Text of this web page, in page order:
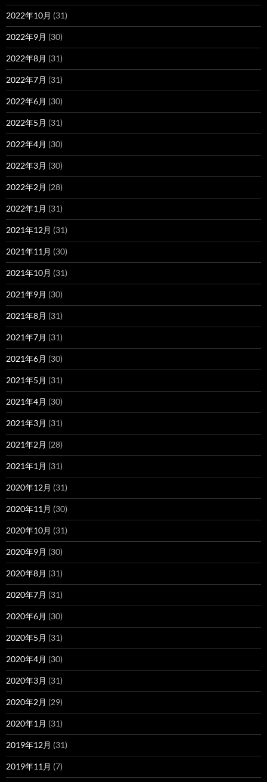
2022年10月 (31)
2022年9月 (30)
2022年8月 (31)
2022年7月 (31)
2022年6月 (30)
2022年5月 (31)
2022年4月 (30)
2022年3月 (30)
2022年2月 (28)
2022年1月 (31)
2021年12月 (31)
2021年11月 (30)
2021年10月 (31)
2021年9月 (30)
2021年8月 (31)
2021年7月 (31)
2021年6月 (30)
2021年5月 (31)
2021年4月 (30)
2021年3月 (31)
2021年2月 (28)
2021年1月 (31)
2020年12月 (31)
2020年11月 (30)
2020年10月 (31)
2020年9月 (30)
2020年8月 (31)
2020年7月 (31)
2020年6月 (30)
2020年5月 (31)
2020年4月 (30)
2020年3月 (31)
2020年2月 (29)
2020年1月 (31)
2019年12月 (31)
2019年11月 (7)